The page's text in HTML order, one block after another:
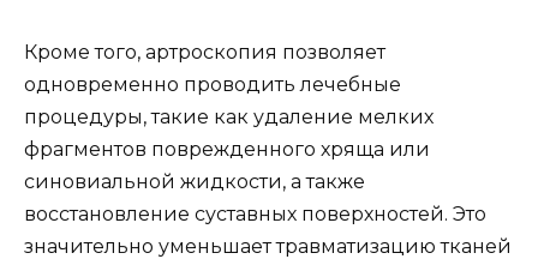
Кроме того, артроскопия позволяет
одновременно проводить лечебные
процедуры, такие как удаление мелких
фрагментов поврежденного хряща или
синовиальной жидкости, а также
восстановление суставных поверхностей. Это
значительно уменьшает травматизацию тканей